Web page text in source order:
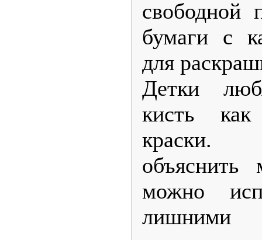
свободной
бумаги с
для
Детки
кисть
краски.
можно